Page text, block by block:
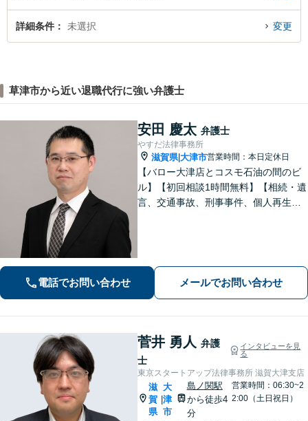
詳細条件 未選択 変更
草津市から近い退職代行に強い弁護士
安田 慶太 弁護士
やすだ法律事務所
滋賀県|大津市営業時間：本日定休日
【バロー大津店とコスモ石油の間のビ
ル】【初回相談1時間無料】【相続・遺
言、交通事故、刑事事件、個人再生・
電話でお問い合わせ メールでお問い合わせ
菅井 勇人 弁護
士
インタビューを見
る
東京スタートアップ法律事務所 滋賀大津支店
滋
賀
県
|
大
津
市
島ノ関駅
から徒歩4
分
営業時間：06:30~2
2:00（土日祝日）